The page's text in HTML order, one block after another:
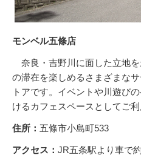
モンベル五條店
奈良・吉野川に面した立地
の滞在を楽しめるさまざまな
トアです。イベントや川遊び
けるカフェスペースとしてご利
住所： 五條市小島町533
アクセス： JR五条駅より車で